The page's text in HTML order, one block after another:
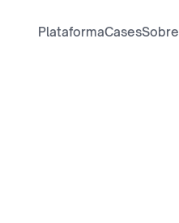
PlataformaCasesSobre